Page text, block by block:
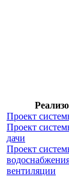
Проект
Проект
дачи
Проект
вентиляции